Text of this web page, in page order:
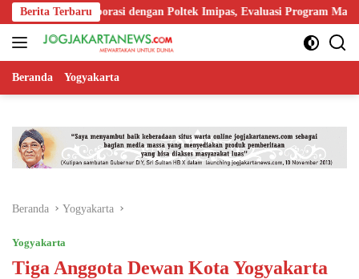
Langsung
ke
konten
Berita Terbaru
Kolaborasi dengan Poltek Imipas, Evaluasi Program Magang Taruna
Beranda Yogyakarta
Beranda Yogyakarta
Yogyakarta
Tiga Anggota Dewan Kota Yogyakarta